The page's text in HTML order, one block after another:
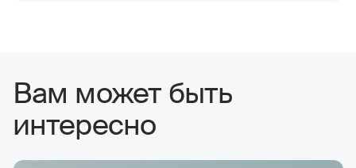
Вам может быть
интересно